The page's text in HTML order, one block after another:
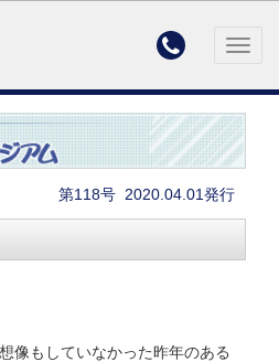

第118号 2020.04.01発行
像もしていなかった昨年のある